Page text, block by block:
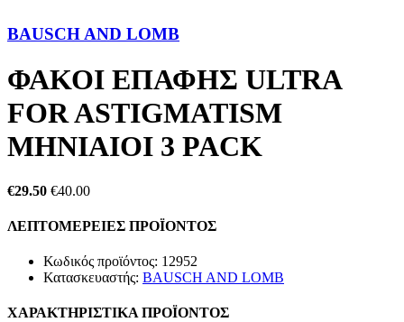
BAUSCH AND LOMB
ΦΑΚΟΙ ΕΠΑΦΗΣ ULTRA
FOR ASTIGMATISM
MHNIAIOI 3 PACK
€29.50 €40.00
ΛΕΠΤΟΜΕΡΕΙΕΣ ΠΡΟΪΟΝΤΟΣ
Κωδικός προϊόντος: 12952
Κατασκευαστής: BAUSCH AND LOMB
ΧΑΡΑΚΤΗΡΙΣΤΙΚΑ ΠΡΟΪΟΝΤΟΣ